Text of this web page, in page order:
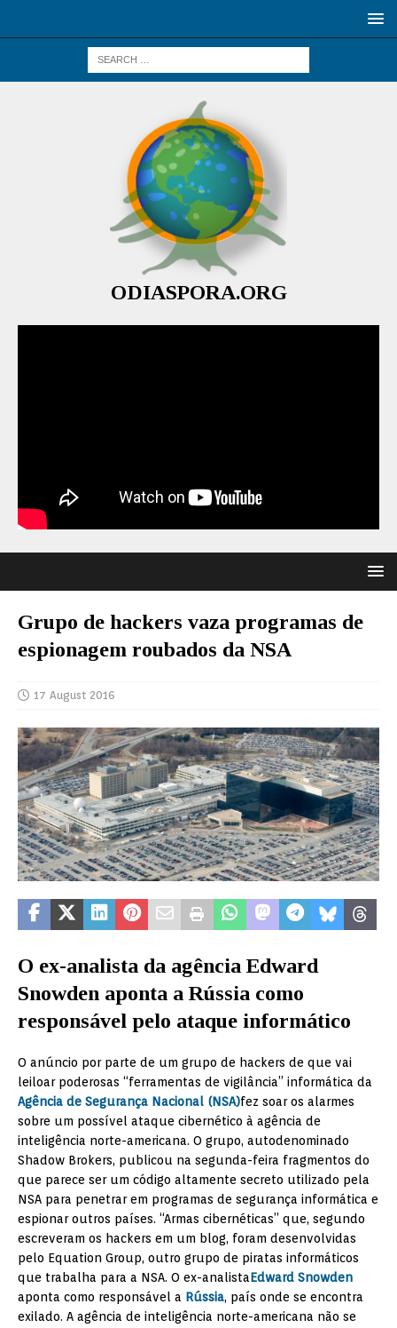
ODIASPORA.ORG
Grupo de hackers vaza programas de
espionagem roubados da NSA
17 August 2016
O ex-analista da agência Edward
Snowden aponta a Rússia como
responsável pelo ataque informático
O anúncio por parte de um grupo de hackers de que vai
leiloar poderosas “ferramentas de vigilância” informática da
Agência de Segurança Nacional (NSA)fez soar os alarmes
sobre um possível ataque cibernético à agência de
inteligência norte-americana. O grupo, autodenominado
Shadow Brokers, publicou na segunda-feira fragmentos do
que parece ser um código altamente secreto utilizado pela
NSA para penetrar em programas de segurança informática e
espionar outros países. “Armas cibernéticas” que, segundo
escreveram os hackers em um blog, foram desenvolvidas
pelo Equation Group, outro grupo de piratas informáticos
que trabalha para a NSA. O ex-analistaEdward Snowden
aponta como responsável a Rússia, país onde se encontra
exilado. A agência de inteligência norte-americana não se